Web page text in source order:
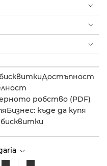
Достъпност
робство (PDF)
Бизнес: къде да купя